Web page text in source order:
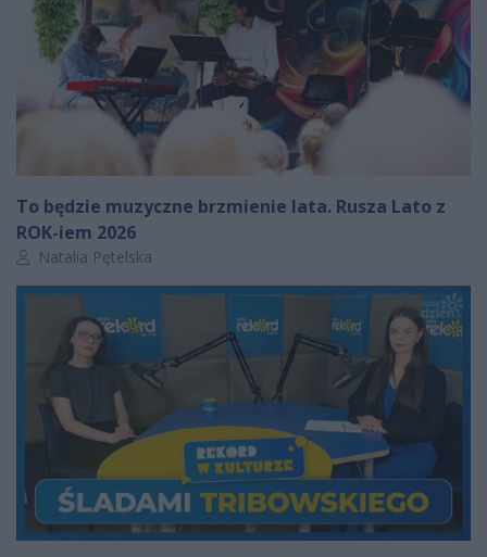
To będzie muzyczne brzmienie lata. Rusza Lato z
ROK-iem 2026
Autor artykułu:
Natalia Pętelska